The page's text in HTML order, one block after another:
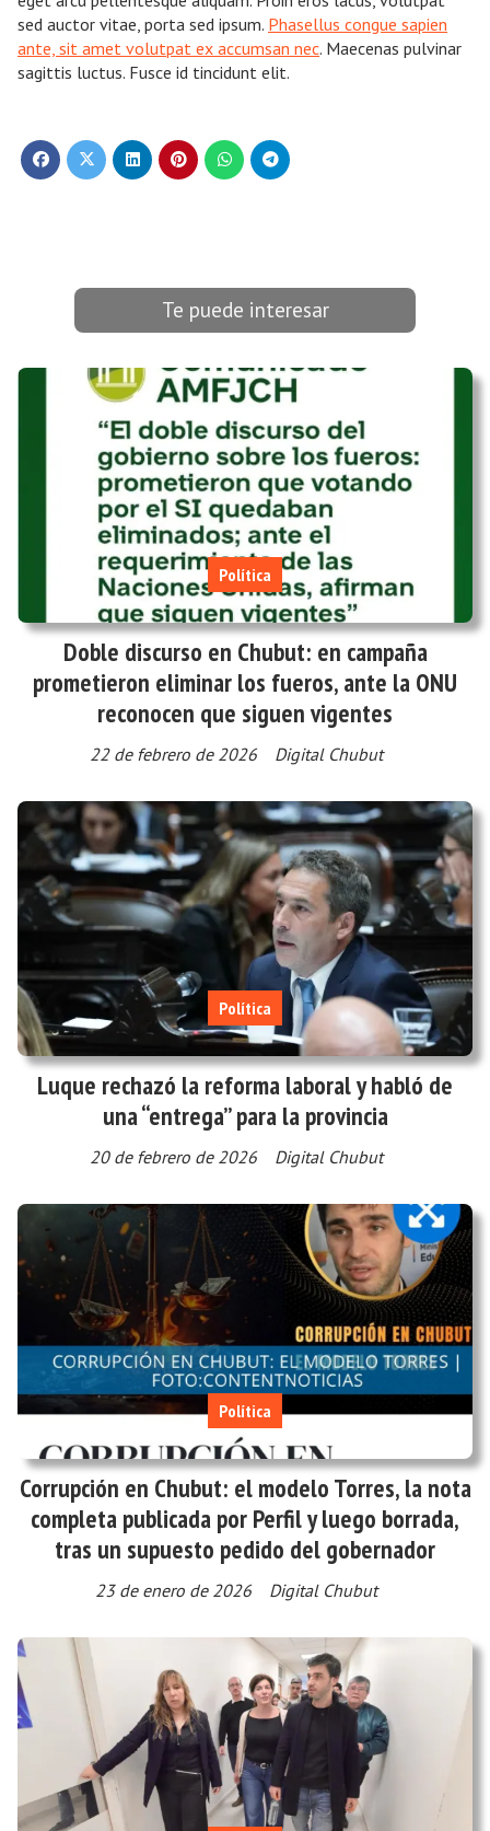
sed auctor vitae, porta sed ipsum. Phasellus congue sapien
ante, sit amet volutpat ex accumsan nec. Maecenas pulvinar
sagittis luctus. Fusce id tincidunt elit.
Te puede interesar
Doble discurso en Chubut: en campaña
prometieron eliminar los fueros, ante la ONU
reconocen que siguen vigentes
Digital Chubut
Política
22 de febrero de 2026
Luque rechazó la reforma laboral y habló de
una “entrega” para la provincia
Digital Chubut
Política
20 de febrero de 2026
Corrupción en Chubut: el modelo Torres, la nota
completa publicada por Perfil y luego borrada,
tras un supuesto pedido del gobernador
Digital Chubut
Política
23 de enero de 2026